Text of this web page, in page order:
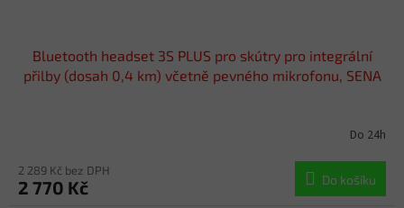
Bluetooth headset 3S PLUS pro skútry pro integrální
přilby (dosah 0,4 km) včetně pevného mikrofonu, SENA
Do 24h
2 289 Kč bez DPH
2 770 Kč Do košíku